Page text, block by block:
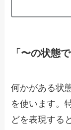
「〜の状態
何かがある状
を使います。
どを表現する